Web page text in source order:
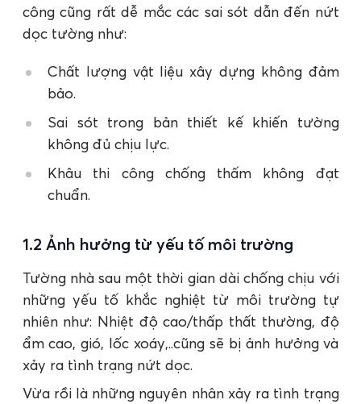
công cũng rất dễ mắc các sai sót dẫn đến nứt
dọc tường như:
Chất lượng vật liệu xây dựng không đảm
bảo.
Sai sót trong bản thiết kế khiến tường
không đủ chịu lực.
Khâu thi công chống thấm không đạt
chuẩn.
1.2 Ảnh hưởng từ yếu tố môi trường
Tường nhà sau một thời gian dài chống chịu với
những yếu tố khắc nghiệt từ môi trường tự
nhiên như: Nhiệt độ cao/thấp thất thường, độ
ẩm cao, gió, lốc xoáy,..cũng sẽ bị ảnh hưởng và
xảy ra tình trạng nứt dọc.
Vừa rồi là những nguyên nhân xảy ra tình trạng